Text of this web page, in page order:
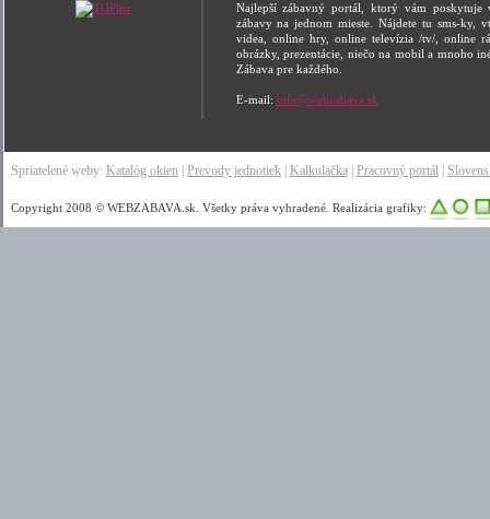
Najlepší zábavný portál, ktorý vám poskytuje
zábavy na jednom mieste. Nájdete tu sms-ky,
videa, online hry, online televízia /tv/, online
obrázky, prezentácie, niečo na mobil a mnoho
Zábava pre každého.
E-mail: info@webzabava.sk
Spriatelené weby: Katalóg okien Prevody jednotiek Kalkulačka Pracovný portál
Copyright 2008 © WEBZABAVA.sk. Všetky práva vyhradené. Realizácia grafiky: